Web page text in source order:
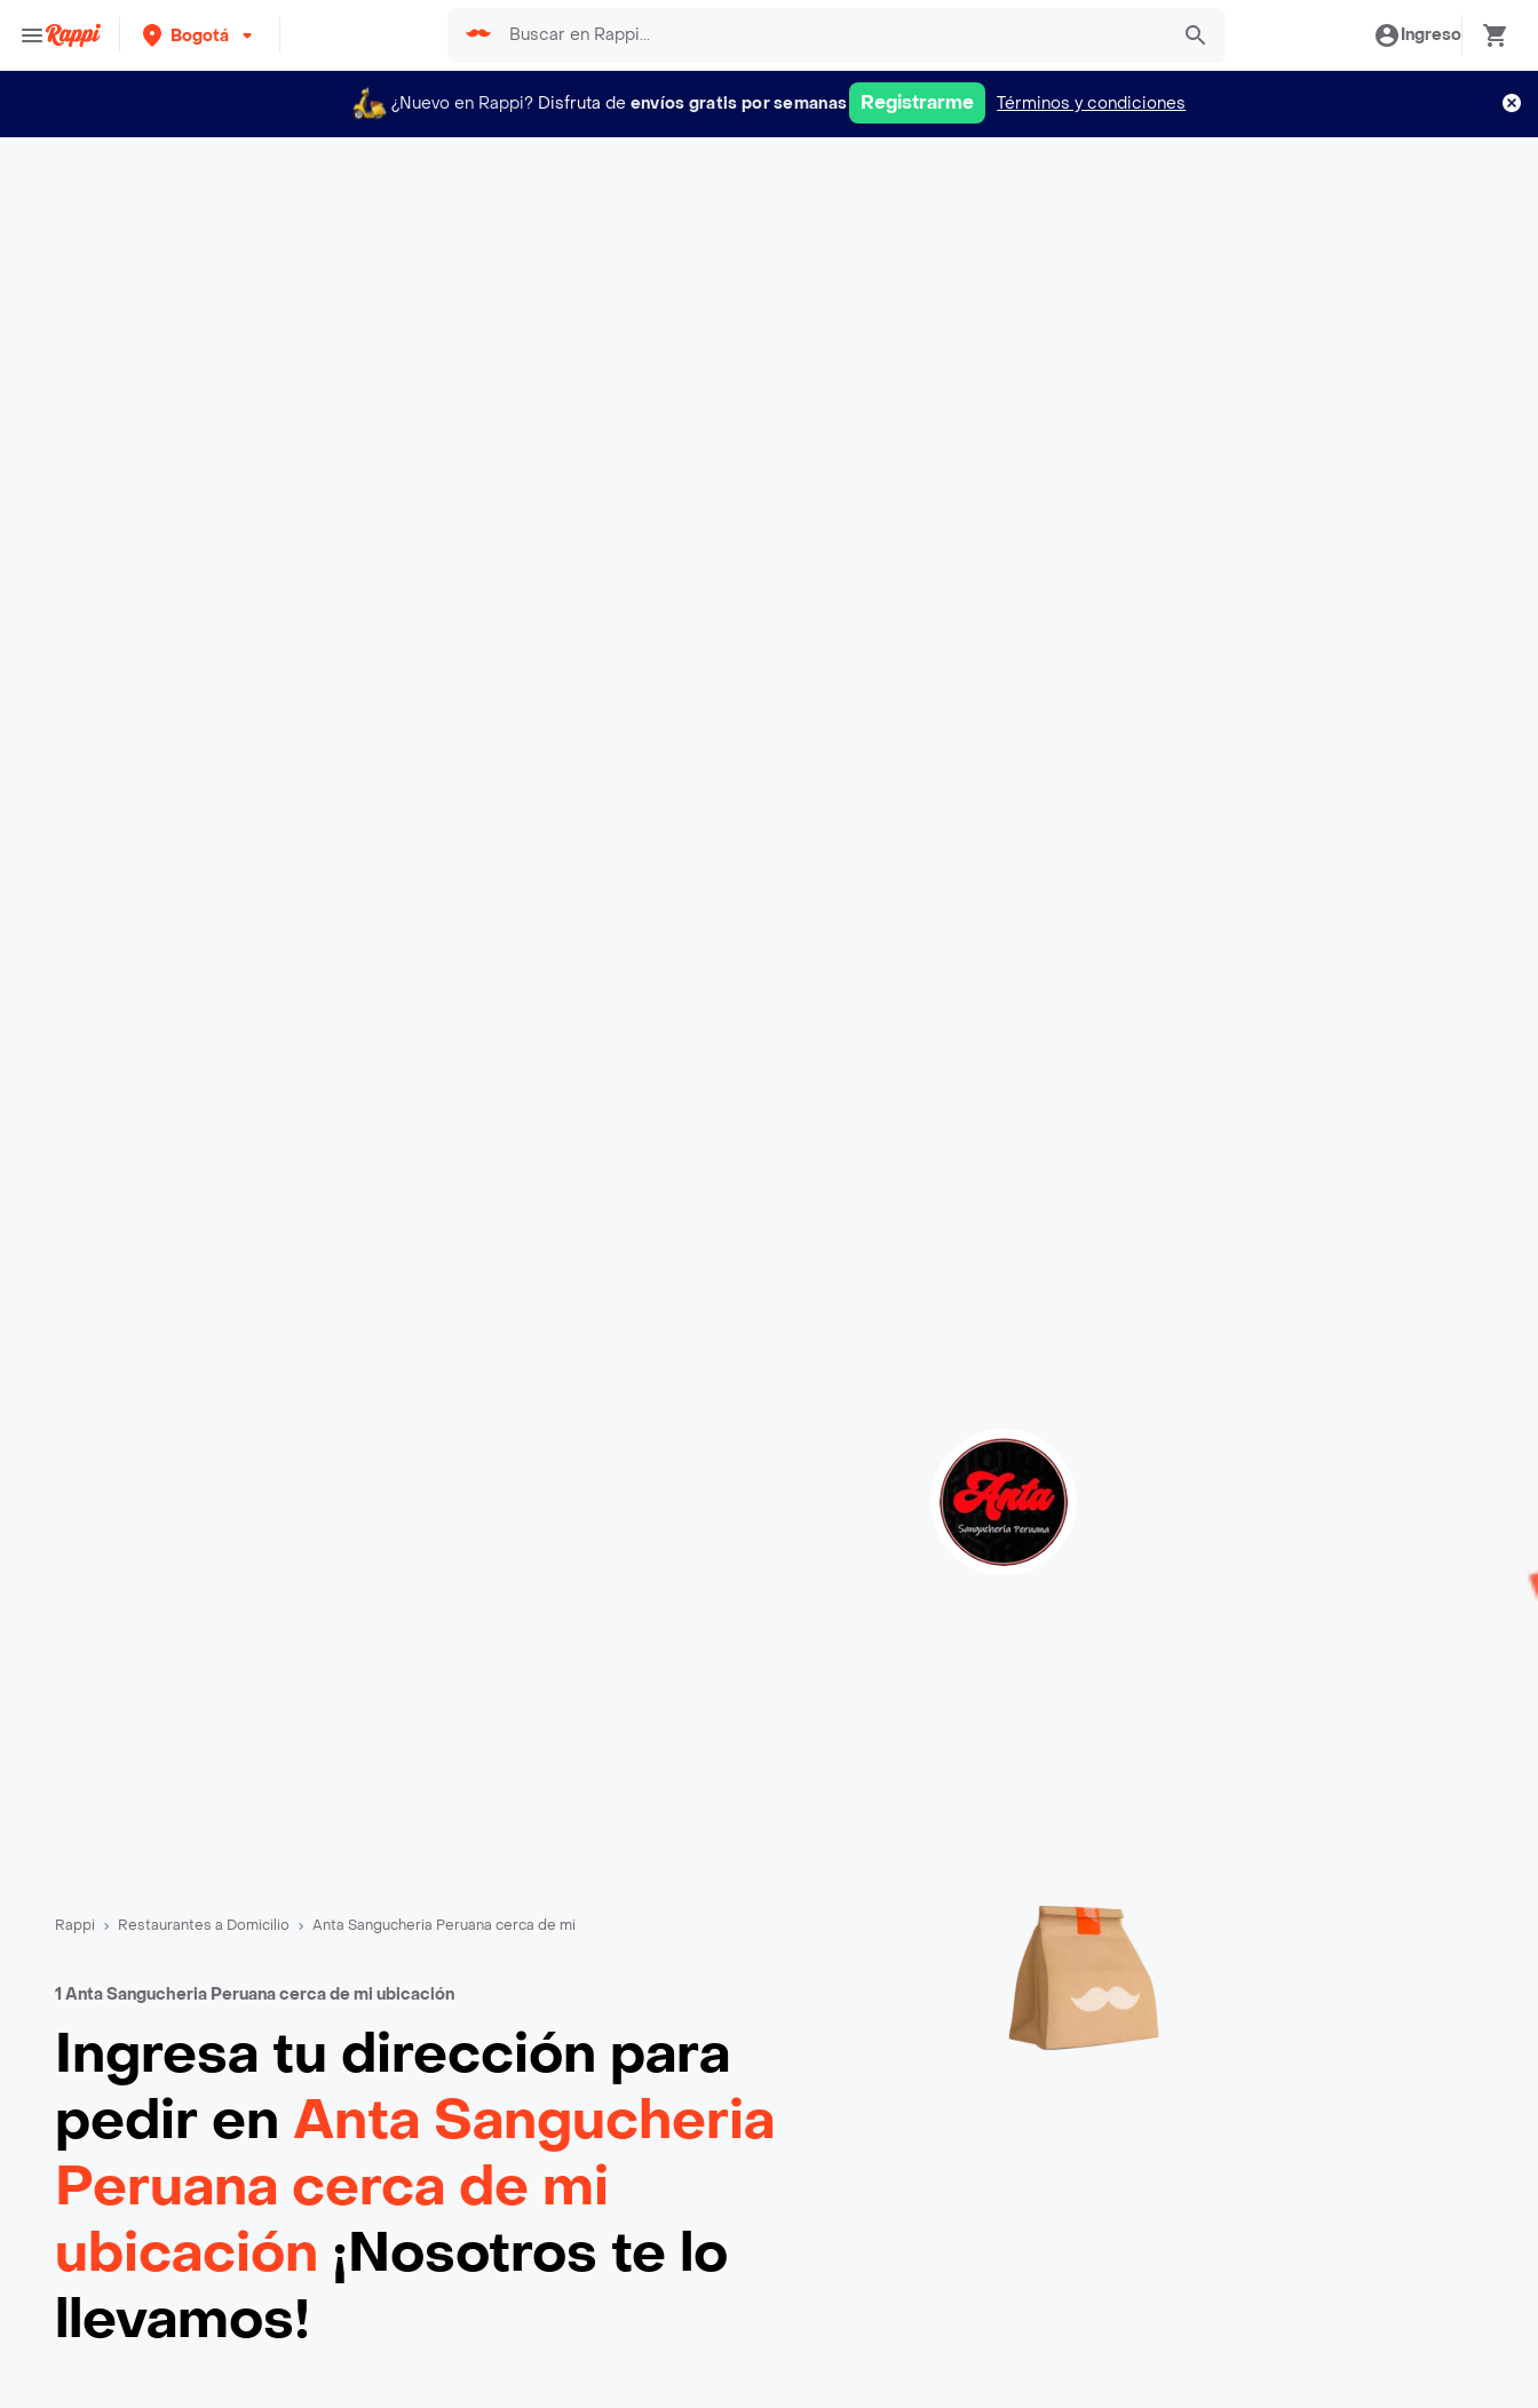
Bogotá Ingreso
¿Nuevo en Rappi? Disfruta de envíos gratis por semanas Registrarme Términos y condiciones
Rappi Restaurantes a Domicilio Anta Sangucheria Peruana cerca de mi
1 Anta Sangucheria Peruana cerca de mi ubicación
Ingresa tu dirección para
pedir en Anta Sangucheria
Peruana cerca de mi
ubicación ¡Nosotros te lo
llevamos!